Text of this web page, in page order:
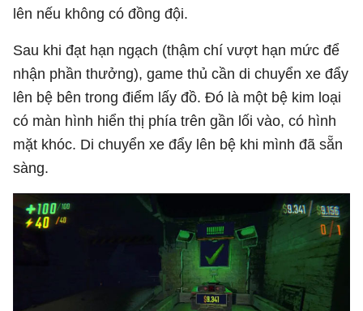
lên nếu không có đồng đội.
Sau khi đạt hạn ngạch (thậm chí vượt hạn mức để
nhận phần thưởng), game thủ cần di chuyển xe đẩy
lên bệ bên trong điểm lấy đồ. Đó là một bệ kim loại
có màn hình hiển thị phía trên gần lối vào, có hình
mặt khóc. Di chuyển xe đẩy lên bệ khi mình đã sẵn
sàng.